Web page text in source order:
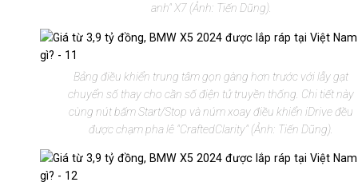
anh" X7 (Ảnh: Tiến Dũng).
Bảng điều khiển trung tâm gọn gàng hơn trước với lẫy gạt
chuyển số thay cho cần số điện tử truyền thống. Chi tiết này
cùng nút bấm Start/Stop và núm xoay điều khiển iDrive đều
được chạm pha lê "CraftedClarity" (Ảnh: Tiến Dũng).